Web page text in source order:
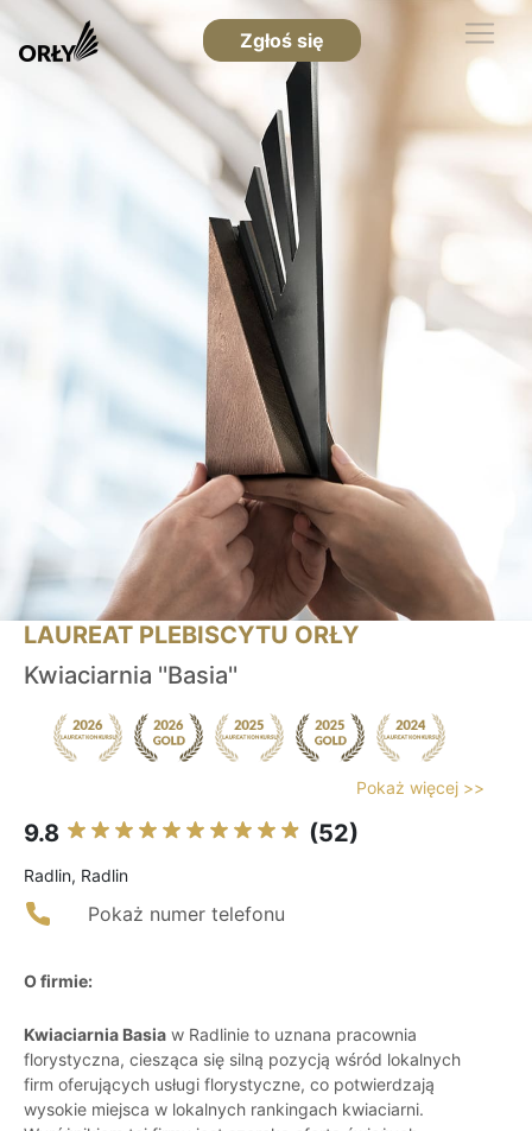
Zgłoś się
LAUREAT PLEBISCYTU ORŁY
Kwiaciarnia ''Basia''
Pokaż więcej >>
9.8 (52)
Radlin, Radlin
Pokaż numer telefonu
O firmie:
Kwiaciarnia Basia w Radlinie to uznana pracownia
florystyczna, ciesząca się silną pozycją wśród lokalnych
firm oferujących usługi florystyczne, co potwierdzają
wysokie miejsca w lokalnych rankingach kwiaciarni.